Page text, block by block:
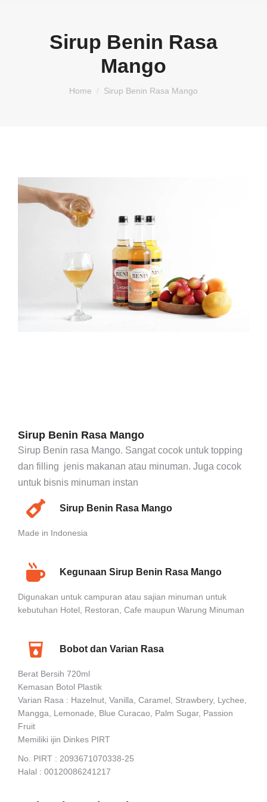
Sirup Benin Rasa
Mango
You are here:
Home Sirup Benin Rasa Mango
Sirup Benin Rasa Mango
Sirup Benin rasa Mango. Sangat cocok untuk topping
dan filling jenis makanan atau minuman. Juga cocok
untuk bisnis minuman instan
Sirup Benin Rasa Mango
Made in Indonesia
Kegunaan Sirup Benin Rasa Mango
Digunakan untuk campuran atau sajian minuman untuk
kebutuhan Hotel, Restoran, Cafe maupun Warung Minuman
Bobot dan Varian Rasa
Berat Bersih 720ml
Kemasan Botol Plastik
Varian Rasa : Hazelnut, Vanilla, Caramel, Strawbery, Lychee,
Mangga, Lemonade, Blue Curacao, Palm Sugar, Passion
Fruit
Memiliki ijin Dinkes PIRT
No. PIRT : 2093671070338-25
Halal : 00120086241217